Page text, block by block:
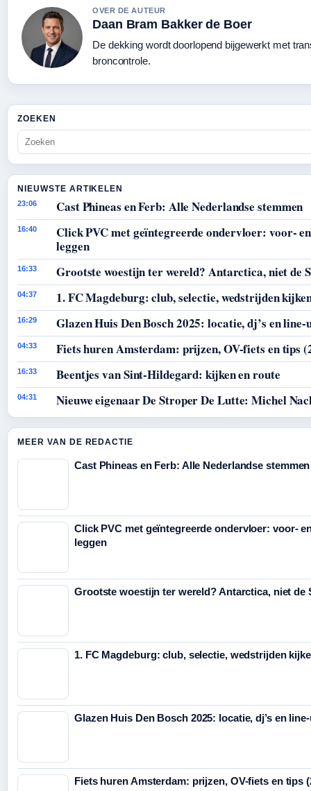
OVER DE AUTEUR
Daan Bram Bakker de Boer
De dekking wordt doorlopend bijgewerkt met
broncontrole.
ZOEKEN
NIEUWSTE ARTIKELEN
23:06 Cast Phineas en Ferb: Alle Nederlandse stemmen
16:40
Click PVC met geïntegreerde ondervloer: voor-
leggen
16:33 Grootste woestijn ter wereld? Antarctica, niet de
04:37 1. FC Magdeburg: club, selectie, wedstrijden
16:29 Glazen Huis Den Bosch 2025: locatie, dj’s en line-
04:33 Fiets huren Amsterdam: prijzen, OV-fiets en tips
16:33 Beentjes van Sint-Hildegard: kijken en route
04:31 Nieuwe eigenaar De Stroper De Lutte: Michel
MEER VAN DE REDACTIE
Cast Phineas en Ferb: Alle Nederlandse stemmen
Click PVC met geïntegreerde ondervloer: voor-
leggen
Grootste woestijn ter wereld? Antarctica, niet de
1. FC Magdeburg: club, selectie, wedstrijden
Glazen Huis Den Bosch 2025: locatie, dj’s en
Fiets huren Amsterdam: prijzen, OV-fiets en tips